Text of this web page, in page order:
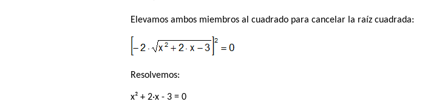
Elevamos ambos miembros al cuadrado para cancelar la raíz cuadrada:
Resolvemos:
x² + 2·x - 3 = 0